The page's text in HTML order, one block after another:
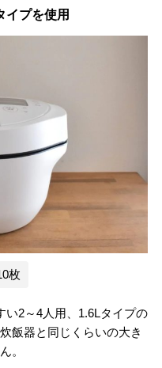
イプを使用
枚
い2～4人用、1.6Lタイプの
飯器と同じくらいの大き
。